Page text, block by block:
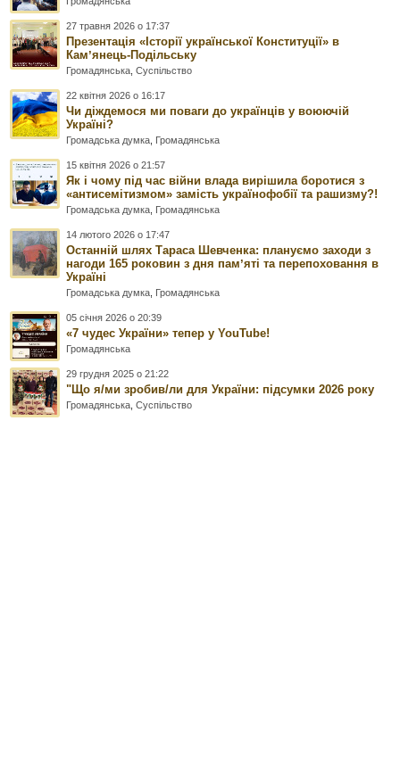
27 травня 2026 о 17:37
Презентація «Історії української Конституції» в
Камʼянець-Подільську
Громадянська ,Суспільство
22 квітня 2026 о 16:17
Чи діждемося ми поваги до українців у воюючій
Україні?
Громадська думка Громадянська
15 квітня 2026 о 21:57
Як і чому під час війни влада вирішила боротися з
«антисемітизмом» замість українофобії та рашизму?!
Громадська думка Громадянська
14 лютого 2026 о 17:47
Останній шлях Тараса Шевченка: плануємо заходи з
нагоди 165 роковин з дня памʼяті та перепоховання в
Україні
Громадська думка Громадянська
05 січня 2026 о 20:39
«7 чудес України» тепер у YouTube!
Громадянська
29 грудня 2025 о 21:22
"Що я/ми зробив/ли для України: підсумки 2026 року
Громадянська ,Суспільство